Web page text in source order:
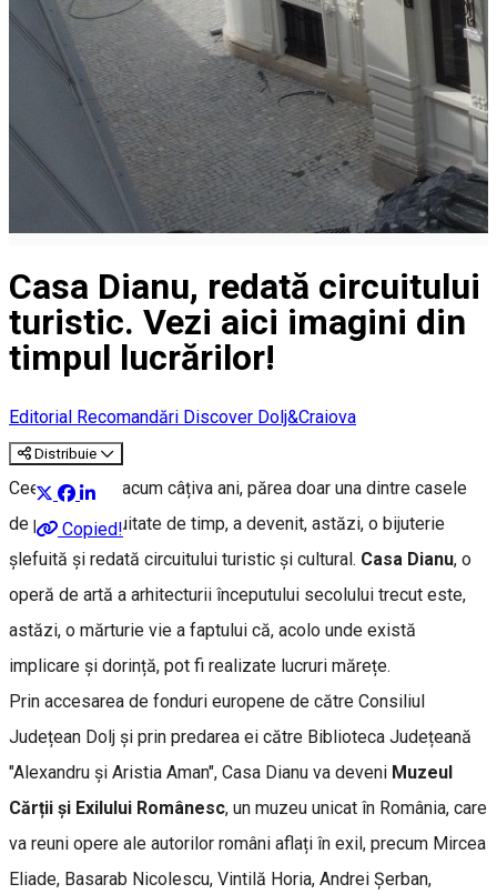
Casa Dianu, redată circuitului
turistic. Vezi aici imagini din
timpul lucrărilor!
Editorial Recomandări Discover Dolj&Craiova
Distribuie
Copied!
Ceea ce, până acum câțiva ani, părea doar una dintre casele
de patrimoniu uitate de timp, a devenit, astăzi, o bijuterie
șlefuită și redată circuitului turistic și cultural. Casa Dianu, o
operă de artă a arhitecturii începutului secolului trecut este,
astăzi, o mărturie vie a faptului că, acolo unde există
implicare și dorință, pot fi realizate lucruri mărețe.
Prin accesarea de fonduri europene de către Consiliul
Județean Dolj și prin predarea ei către Biblioteca Județeană
"Alexandru și Aristia Aman", Casa Dianu va deveni Muzeul
Cărții și Exilului Românesc, un muzeu unicat în România, care
va reuni opere ale autorilor români aflați în exil, precum Mircea
Eliade, Basarab Nicolescu, Vintilă Horia, Andrei Șerban,